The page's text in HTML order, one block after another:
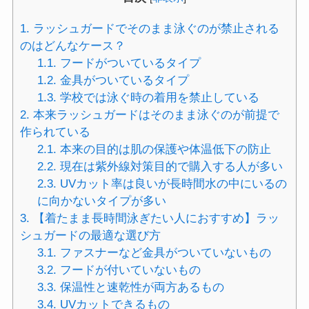
1. ラッシュガードでそのまま泳ぐのが禁止される
のはどんなケース？
1.1. フードがついているタイプ
1.2. 金具がついているタイプ
1.3. 学校では泳ぐ時の着用を禁止している
2. 本来ラッシュガードはそのまま泳ぐのが前提で
作られている
2.1. 本来の目的は肌の保護や体温低下の防止
2.2. 現在は紫外線対策目的で購入する人が多い
2.3. UVカット率は良いが長時間水の中にいるの
に向かないタイプが多い
3. 【着たまま長時間泳ぎたい人におすすめ】ラッ
シュガードの最適な選び方
3.1. ファスナーなど金具がついていないもの
3.2. フードが付いていないもの
3.3. 保温性と速乾性が両方あるもの
3.4. UVカットできるもの